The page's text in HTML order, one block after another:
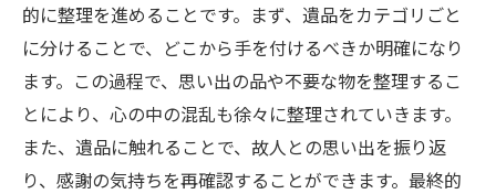
的に整理を進めることです。まず、遺品をカテゴリごと
に分けることで、どこから手を付けるべきか明確になり
ます。この過程で、思い出の品や不要な物を整理するこ
とにより、心の中の混乱も徐々に整理されていきます。
また、遺品に触れることで、故人との思い出を振り返
り、感謝の気持ちを再確認することができます。最終的